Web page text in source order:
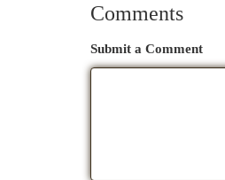
Comments
Submit a Comment